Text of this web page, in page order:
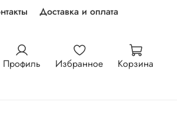
Доставка и оплата
Профиль Избранное Корзина